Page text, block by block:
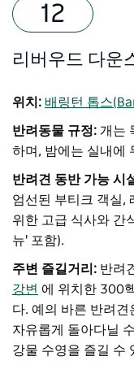
리버우드 다운
위치: 배링턴 톱스
반려동물 규정: 개는
하며, 밤에는 실내에
반려견 동반 가능 시
엄선된 부티크 객실,
위한 고급 식사와 간
뉴' 포함).
주변 즐길거리: 반려
강변 에 위치한 300
다. 예의 바른 반려
자유롭게 돌아다닐
강물 수영을 즐길 수